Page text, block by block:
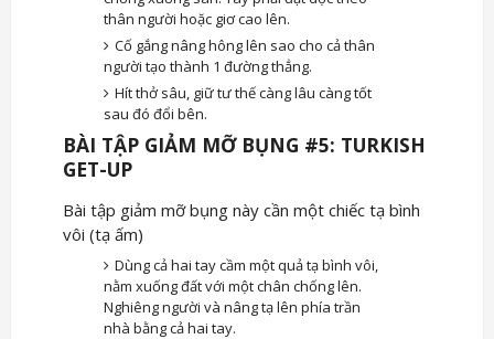
thân người hoặc giơ cao lên.
Cố gắng nâng hông lên sao cho cả thân
người tạo thành 1 đường thẳng.
Hít thở sâu, giữ tư thế càng lâu càng tốt
sau đó đổi bên.
BÀI TẬP GIẢM MỠ BỤNG #5: TURKISH
GET-UP
Bài tập giảm mỡ bụng này cần một chiếc tạ bình
vôi (tạ ấm)
Dùng cả hai tay cầm một quả tạ bình vôi,
nằm xuống đất với một chân chống lên.
Nghiêng người và nâng tạ lên phía trần
nhà bằng cả hai tay.